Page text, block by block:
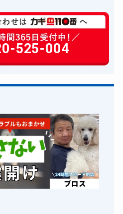
6,600円～(税込)
14,300円～(税込)
14,300円～(税込)
525-004